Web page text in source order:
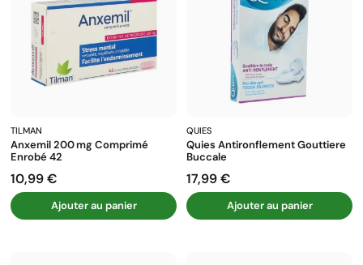
TILMAN
Anxemil 200 Mg Comprimé
Enrobé 42
Prix
10,99 €
Ajouter au panier
QUIES
Quies Antironflement Gouttiere
Buccale
Prix
17,99 €
Ajouter au panier